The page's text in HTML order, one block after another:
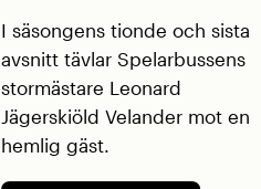
I säsongens tionde och sista
avsnitt tävlar Spelarbussens
stormästare Leonard
Jägerskiöld Velander mot en
hemlig gäst.